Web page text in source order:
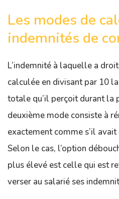
Les modes de
indemnités de
L’indemnité à laquelle a
calculée en divisant par 10
totale qu’il perçoit durant la
deuxième mode consiste à
exactement comme s’il
Selon le cas, l’option
plus élevé est celle qui est
verser au salarié ses